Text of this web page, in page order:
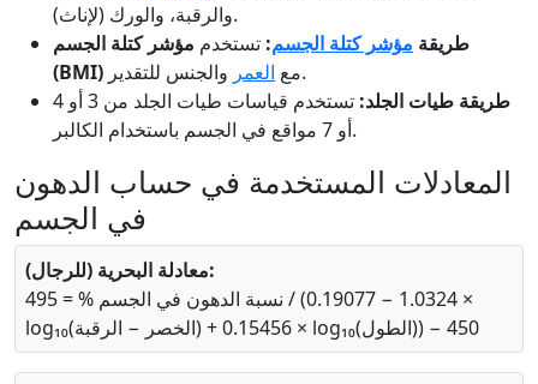
والرقبة، والورك (لإناث).
طريقة مؤشر كتلة الجسم: تستخدم مؤشر كتلة الجسم
(BMI)
مع العمر
والجنس للتقدير.
طريقة طيات الجلد:
تستخدم قياسات طيات الجلد من 3 أو 4
أو 7 مواقع في الجسم باستخدام الكالبر.
المعادلات المستخدمة في حساب الدهون
في الجسم
معادلة البحرية (للرجال):
نسبة الدهون في الجسم % = 495 / (1.0324 − 0.19077 ×
log₁₀(الخصر − الرقبة) + 0.15456 × log₁₀(الطول)) − 450